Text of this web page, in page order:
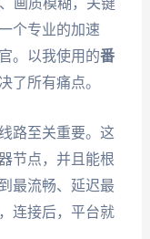
画质模糊，关键
个专业的加速
。以我使用的番
了所有痛点。
路至关重要。这
节点，并且能根
最流畅、延迟最
连接后，平台就